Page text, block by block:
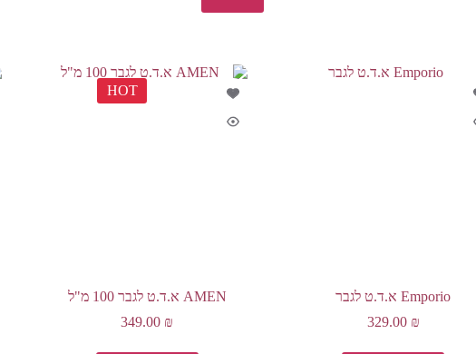
Emporio א.ד.ט לגבר
329.00 ₪
HOT
AMEN א.ד.ט לגבר 100 מ"ל
349.00 ₪